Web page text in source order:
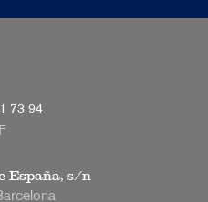
73 94
España, s/n